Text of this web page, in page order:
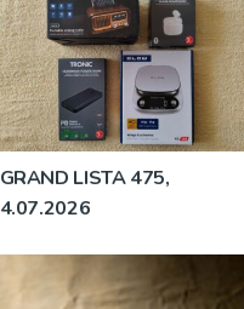
GRAND LISTA 475,
4.07.2026